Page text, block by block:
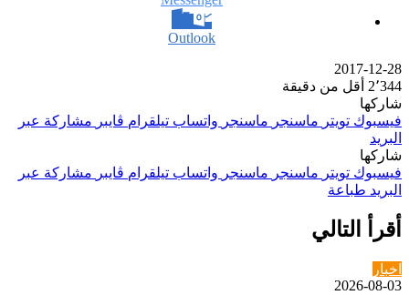
Outlook
2017-12-28
2٬344 أقل من دقيقة
شاركها
فيسبوك تويتر ماسنجر ماسنجر واتساب تيلقرام ڤايبر مشاركة عبر
البريد
شاركها
فيسبوك تويتر ماسنجر ماسنجر واتساب تيلقرام ڤايبر مشاركة عبر
البريد طباعة
أقرأ التالي
اخبار
2026-08-03